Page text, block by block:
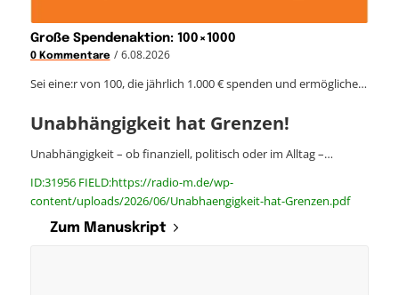
Große Spendenaktion: 100×1000
0 Kommentare / 6.08.2026
Sei eine:r von 100, die jährlich 1.000 € spenden und ermögliche…
Unabhängigkeit hat Grenzen!
Unabhängigkeit – ob finanziell, politisch oder im Alltag –…
ID:31956 FIELD:https://radio-m.de/wp-
content/uploads/2026/06/Unabhaengigkeit-hat-Grenzen.pdf
Zum Manuskript